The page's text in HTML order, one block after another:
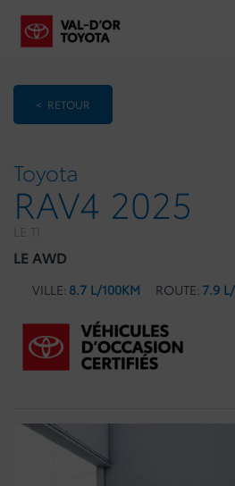
< RETOUR
Toyota
RAV4 2025
LE AWD
VILLE: 8.7 L/100KM ROUTE: 7.9